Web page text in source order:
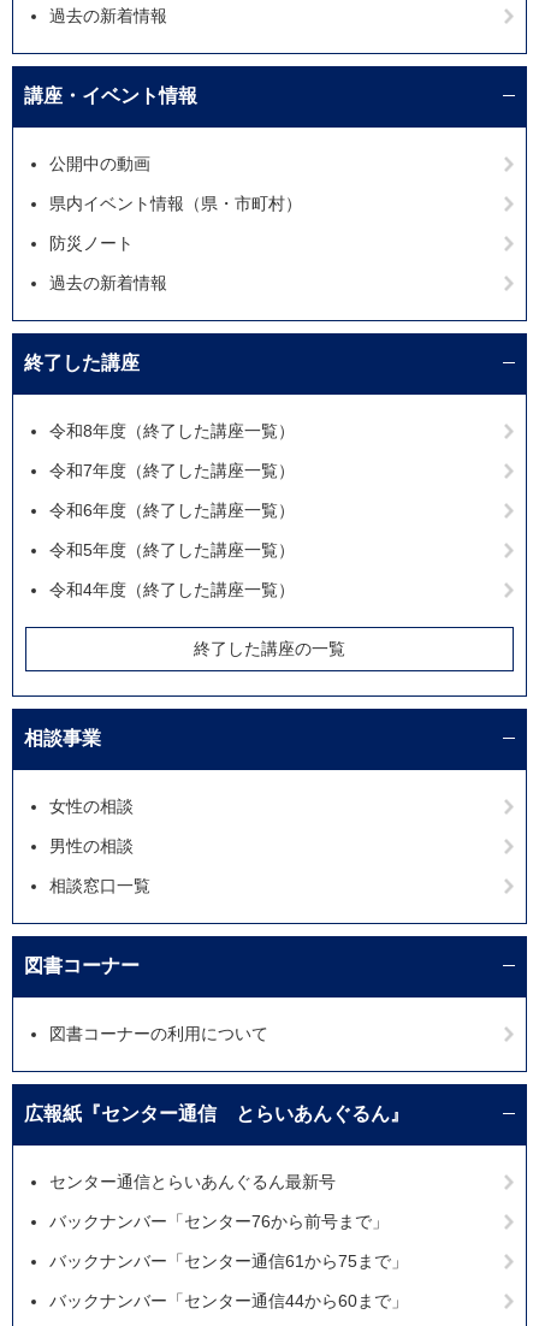
過去の新着情報
講座・イベント情報
公開中の動画
県内イベント情報（県・市町村）
防災ノート
過去の新着情報
終了した講座
令和8年度（終了した講座一覧）
令和7年度（終了した講座一覧）
令和6年度（終了した講座一覧）
令和5年度（終了した講座一覧）
令和4年度（終了した講座一覧）
終了した講座の一覧
相談事業
女性の相談
男性の相談
相談窓口一覧
図書コーナー
図書コーナーの利用について
広報紙『センター通信 とらいあんぐるん』
センター通信とらいあんぐるん最新号
バックナンバー「センター76から前号まで」
バックナンバー「センター通信61から75まで」
バックナンバー「センター通信44から60まで」